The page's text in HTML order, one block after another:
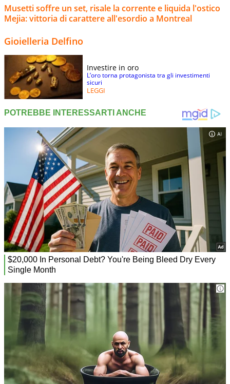
Musetti soffre un set, risale la corrente e liquida l'ostico
Mejia: vittoria di carattere all'esordio a Montreal
Gioielleria Delfino
Investire in oro
L’oro torna protagonista tra gli investimenti
sicuri
LEGGI